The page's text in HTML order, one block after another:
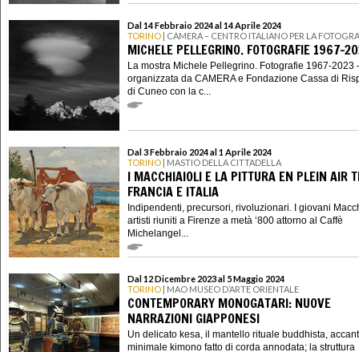
Dal 14 Febbraio 2024 al 14 Aprile 2024
TORINO | CAMERA – CENTRO ITALIANO PER LA
MICHELE PELLEGRINO. FOTOGRAFIE 1967-
La mostra Michele Pellegrino. Fotografie 1967-2023
organizzata da CAMERA e Fondazione Cassa di
di Cuneo con la c...
Dal 3 Febbraio 2024 al 1 Aprile 2024
TORINO | MASTIO DELLA CITTADELLA
I MACCHIAIOLI E LA PITTURA EN PLEIN AIR
FRANCIA E ITALIA
Indipendenti, precursori, rivoluzionari. I giovani
artisti riuniti a Firenze a metà ‘800 attorno al Caffè
Michelangel...
Dal 12 Dicembre 2023 al 5 Maggio 2024
TORINO | MAO MUSEO D’ARTE ORIENTALE
CONTEMPORARY MONOGATARI: NUOVE
NARRAZIONI GIAPPONESI
Un delicato kesa, il mantello rituale buddhista,
minimale kimono fatto di corda annodata; la struttura